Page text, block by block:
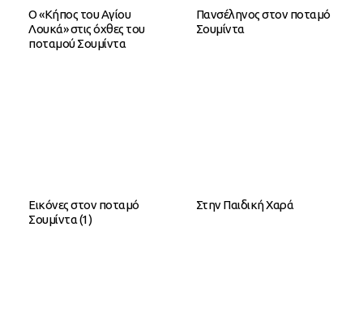
Ο «Κήπος του Αγίου
Λουκά» στις όχθες του
ποταμού Σουμίντα
Πανσέληνος στον ποταμό
Σουμίντα
Εικόνες στον ποταμό
Σουμίντα (1)
Στην Παιδική Χαρά